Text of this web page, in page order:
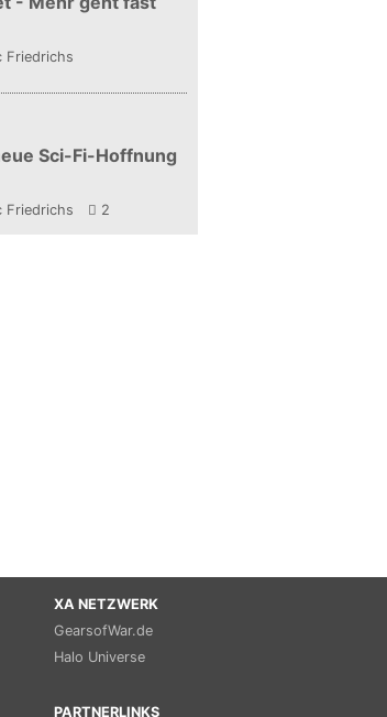
Friedrichs
Sci-Fi-Hoffnung
Friedrichs 2
XA NETZWERK
GearsofWar.de
Halo Universe
PARTNERLINKS